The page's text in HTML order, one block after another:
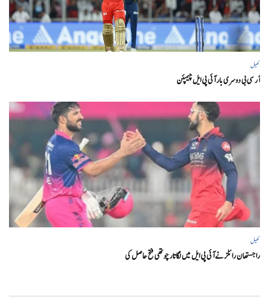
کھیل
آر سی بی دوسری بار آئی پی ایل چیمپئن
کھیل
راجستھان رائلز نے آئی پی ایل میں لگاتار چوتھی فتح حاصل کی